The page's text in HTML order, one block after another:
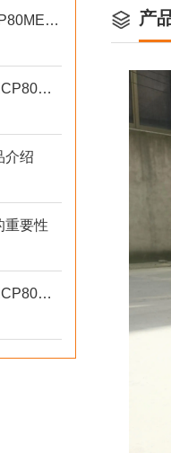
移动式8寸防汛柴油机水泵ECP80ME产品介绍
大流量8寸防汛排涝柴油水泵ECP80ME产品介绍
介绍
重要性
防汛排涝8寸应急柴油机水泵ECP80ME参数
产